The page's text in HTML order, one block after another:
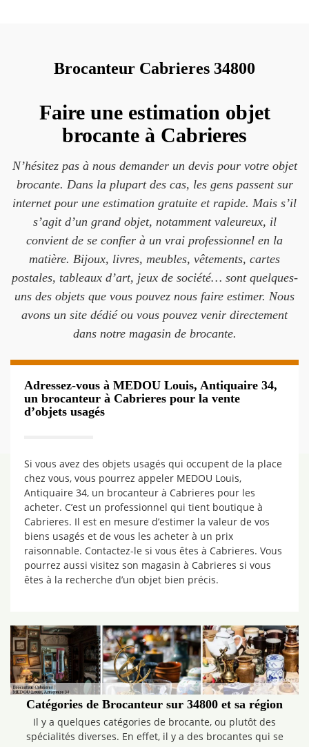
Brocanteur Cabrieres 34800
Faire une estimation objet
brocante à Cabrieres
N’hésitez pas à nous demander un devis pour votre objet
brocante. Dans la plupart des cas, les gens passent sur
internet pour une estimation gratuite et rapide. Mais s’il
s’agit d’un grand objet, notamment valeureux, il
convient de se confier à un vrai professionnel en la
matière. Bijoux, livres, meubles, vêtements, cartes
postales, tableaux d’art, jeux de société… sont quelques-
uns des objets que vous pouvez nous faire estimer. Nous
avons un site dédié ou vous pouvez venir directement
dans notre magasin de brocante.
Adressez-vous à MEDOU Louis, Antiquaire 34,
un brocanteur à Cabrieres pour la vente
d’objets usagés
Si vous avez des objets usagés qui occupent de la place
chez vous, vous pourrez appeler MEDOU Louis,
Antiquaire 34, un brocanteur à Cabrieres pour les
acheter. C’est un professionnel qui tient boutique à
Cabrieres. Il est en mesure d’estimer la valeur de vos
biens usagés et de vous les acheter à un prix
raisonnable. Contactez-le si vous êtes à Cabrieres. Vous
pourrez aussi visitez son magasin à Cabrieres si vous
êtes à la recherche d’un objet bien précis.
Catégories de Brocanteur sur 34800 et sa région
Il y a quelques catégories de brocante, ou plutôt des
spécialités diverses. En effet, il y a des brocantes qui se